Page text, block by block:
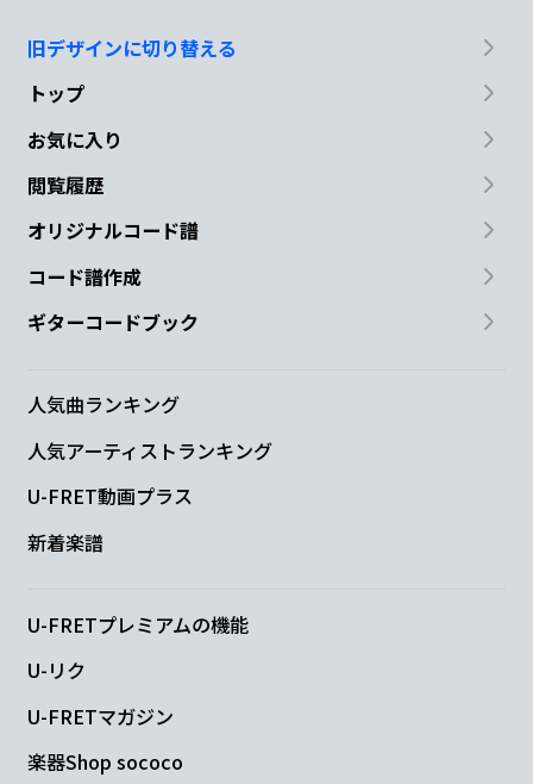
旧デザインに切り替える
トップ
お気に入り
閲覧履歴
オリジナルコード譜
コード譜作成
ギターコードブック
人気曲ランキング
人気アーティストランキング
U-FRET動画プラス
新着楽譜
U-FRETプレミアムの機能
U-リク
U-FRETマガジン
楽器Shop sococo